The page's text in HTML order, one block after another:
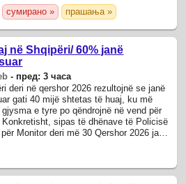
сумирано » прашања »
në Shqipëri/ 60% janë
- пред: 3 часа
deri në qershor 2026 rezultojnë se janë
gati 40 mijë shtetas të huaj, ku më
e tyre po qëndrojnë në vend për
Konkretisht, sipas të dhënave të Policisë
Monitor deri më 30 Qershor 2026 janë
...